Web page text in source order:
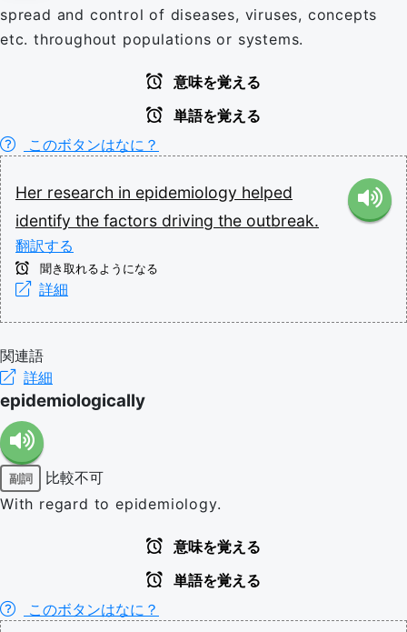
spread and control of diseases, viruses, concepts
etc. throughout populations or systems.
意味を覚える
単語を覚える
このボタンはなに？
Her research in epidemiology helped
identify the factors driving the outbreak.
翻訳する
聞き取れるようになる
詳細
関連語
詳細
epidemiologically
副詞
比較不可
With regard to epidemiology.
意味を覚える
単語を覚える
このボタンはなに？